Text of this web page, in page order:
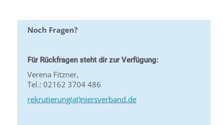
Noch Fragen?
Für Rückfragen steht dir zur Verfügung:
Verena Fitzner,
Tel.: 02162 3704 486
rekrutierung(at)niersverband.de